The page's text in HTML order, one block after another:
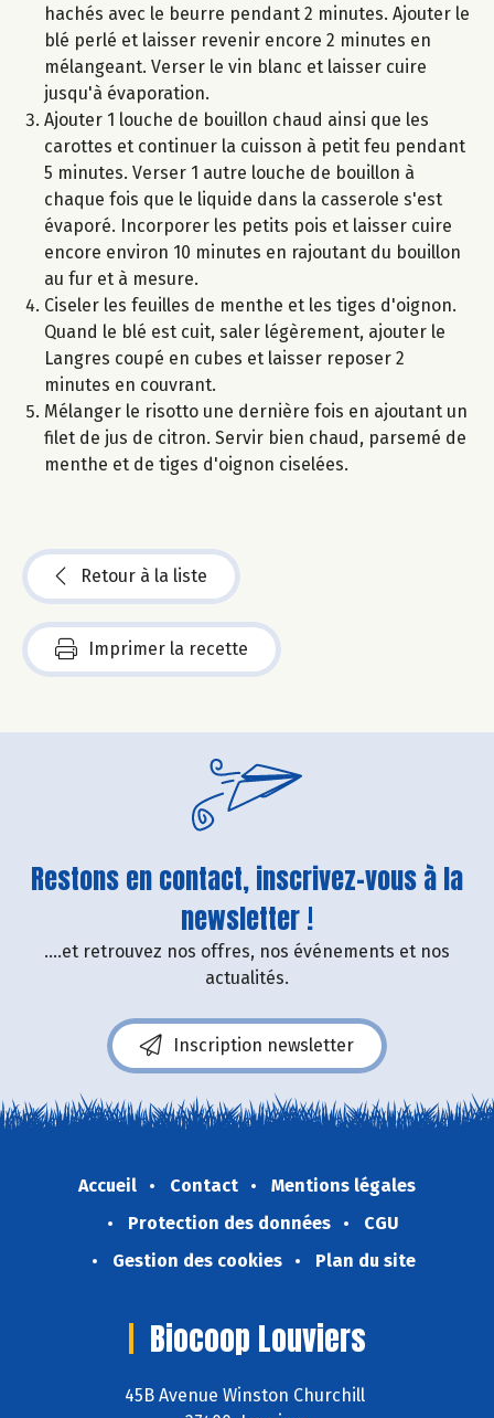
hachés avec le beurre pendant 2 minutes. Ajouter le
blé perlé et laisser revenir encore 2 minutes en
mélangeant. Verser le vin blanc et laisser cuire
jusqu'à évaporation.
Ajouter 1 louche de bouillon chaud ainsi que les
carottes et continuer la cuisson à petit feu pendant
5 minutes. Verser 1 autre louche de bouillon à
chaque fois que le liquide dans la casserole s'est
évaporé. Incorporer les petits pois et laisser cuire
encore environ 10 minutes en rajoutant du bouillon
au fur et à mesure.
Ciseler les feuilles de menthe et les tiges d'oignon.
Quand le blé est cuit, saler légèrement, ajouter le
Langres coupé en cubes et laisser reposer 2
minutes en couvrant.
Mélanger le risotto une dernière fois en ajoutant un
filet de jus de citron. Servir bien chaud, parsemé de
menthe et de tiges d'oignon ciselées.
Retour à la liste
Imprimer la recette
Restons en contact, inscrivez-vous à la
newsletter !
....et retrouvez nos offres, nos événements et nos
actualités.
Inscription newsletter
Accueil Contact
Mentions légales
Protection des données
CGU
Gestion des cookies
Plan du site
Biocoop Louviers
45B Avenue Winston Churchill